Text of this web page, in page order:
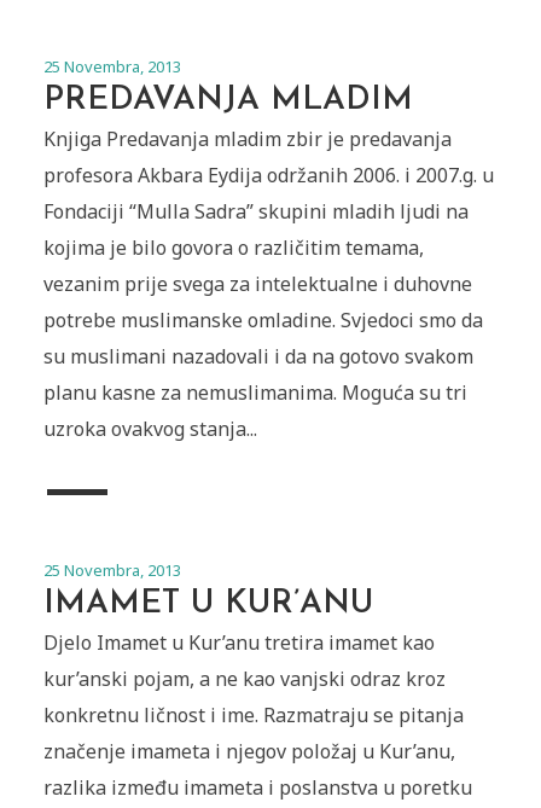
25 Novembra, 2013
PREDAVANJA MLADIM
Knjiga Predavanja mladim zbir je predavanja
profesora Akbara Eydija održanih 2006. i 2007.g. u
Fondaciji “Mulla Sadra” skupini mladih ljudi na
kojima je bilo govora o različitim temama,
vezanim prije svega za intelektualne i duhovne
potrebe muslimanske omladine. Svjedoci smo da
su muslimani nazadovali i da na gotovo svakom
planu kasne za nemuslimanima. Moguća su tri
uzroka ovakvog stanja...
25 Novembra, 2013
IMAMET U KUR’ANU
Djelo Imamet u Kur’anu tretira imamet kao
kur’anski pojam, a ne kao vanjski odraz kroz
konkretnu ličnost i ime. Razmatraju se pitanja
značenje imameta i njegov položaj u Kur’anu,
razlika između imameta i poslanstva u poretku